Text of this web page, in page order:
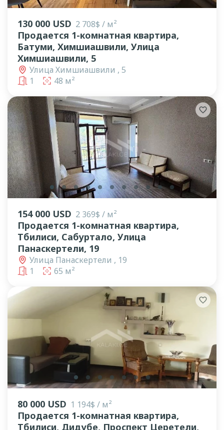
130 000 USD 2 708$ / м²
Продается 1-комнатная квартира,
Батуми, Химшиашвили, Улица
Химшиашвили, 5
Улица Химшиашвили , 5
1
48 м²
lens lens lens lens lens lens lens lens lens lens lens
154 000 USD 2 369$ / м²
Продается 1-комнатная квартира,
Тбилиси, Сабуртало, Улица
Панаскертели, 19
Улица Панаскертели , 19
1
65 м²
lens lens lens lens lens lens lens
80 000 USD 1 194$ / м²
Продается 1-комнатная квартира,
Тбилиси, Дидубе, Проспект Церетели,